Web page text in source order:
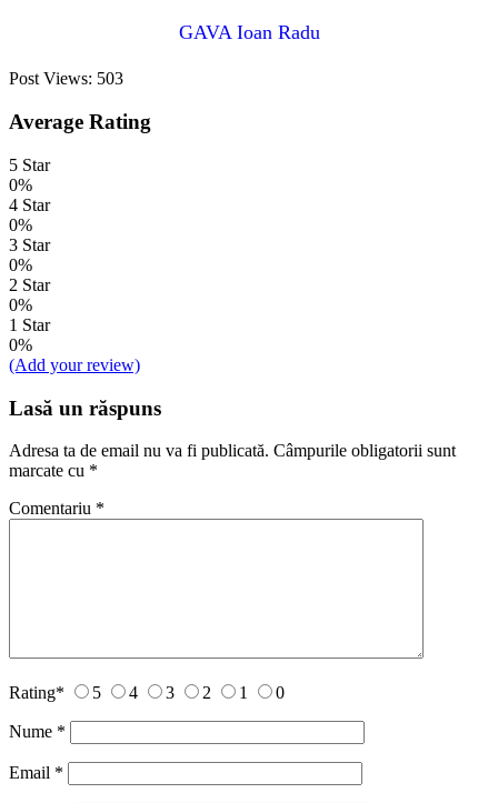
GAVA Ioan Radu
Post Views: 503
Average Rating
5 Star
0%
4 Star
0%
3 Star
0%
2 Star
0%
1 Star
0%
(Add your review)
Lasă un răspuns
Adresa ta de email nu va fi publicată. Câmpurile obligatorii sunt
marcate cu *
Comentariu *
Rating* 5 4 3 2 1 0
Nume *
Email *